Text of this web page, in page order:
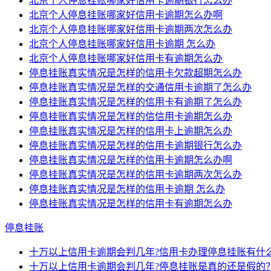
北京个人停息挂账哪家好信用卡逾期怎么办啊
北京个人停息挂账哪家好信用卡逾期两次怎么办
北京个人停息挂账哪家好信用卡逾期 怎么办
北京个人停息挂账哪家好信用卡有逾期怎么办
停息挂账真实情况是怎样的信用卡欠款超期怎么办
停息挂账真实情况是怎样的交通信用卡逾期了怎么办
停息挂账真实情况是怎样的信用卡有逾期了怎么办
停息挂账真实情况是怎样的信信用卡逾期怎么办
停息挂账真实情况是怎样的信用卡上逾期怎么办
停息挂账真实情况是怎样的信用卡逾期银行怎么办
停息挂账真实情况是怎样的信用卡逾期怎么办啊
停息挂账真实情况是怎样的信用卡逾期两次怎么办
停息挂账真实情况是怎样的信用卡逾期 怎么办
停息挂账真实情况是怎样的信用卡有逾期怎么办
停息挂账
十万以上信用卡逾期会判几年?信用卡办理停息挂账有什
十万以上信用卡逾期会判几年?停息挂账是真的还是假的？